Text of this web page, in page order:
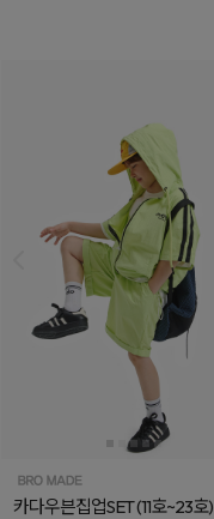
카다우븐집업SET(11호~23호)